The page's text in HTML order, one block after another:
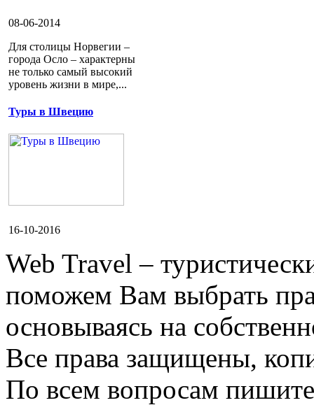
08-06-2014
Для столицы Норвегии –
города Осло – характерны
не только самый высокий
уровень жизни в мире,...
Туры в Швецию
16-10-2016
Web Travel –
поможем Вам выбрать
основываясь на
Все права защищены,
По всем вопросам